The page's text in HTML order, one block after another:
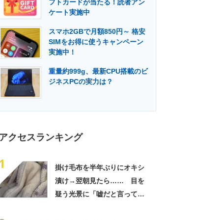
メディア 建設×テクノロジーの最前線
フトカードが当たる！読者アン
ケート実施中
スマホ2GBで月額850円～ 格安
SIMをお得に使うキャンペーン
実施中！
重量約999g、最新CPU搭載のビ
ジネスPCの実力は？
アクセスランキング
掛け毛布を半年ぶりにオキシ
漬け→翌朝見たら…… 目を
疑う光景に「嘘だと言ってく